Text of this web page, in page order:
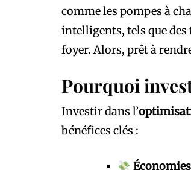
comme les pompes à
intelligents, tels que
foyer. Alors, prêt à
Pourquoi
Investir dans l’
bénéfices clés :